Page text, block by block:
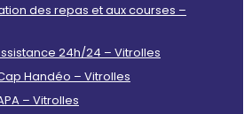
des repas et aux courses –
24h/24 – Vitrolles
Handéo – Vitrolles
– Vitrolles